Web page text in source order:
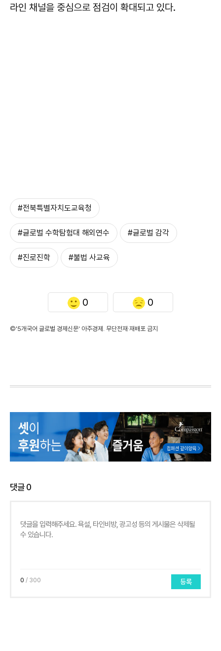
라인 채널을 중심으로 점검이 확대되고 있다.
#전북특별자치도교육청
#글로벌 수학탐험대 해외연수 #글로벌 감각
#진로진학 #불법 사교육
0 0
©'5개국어 글로벌 경제신문' 아주경제. 무단전재·재배포 금지
댓글0
0 / 300 등록